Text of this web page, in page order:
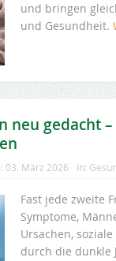
und bringen
und Gesundheit.
neu gedacht
03. März 2026 In:
Fast jede zweite
Symptome,
Ursachen,
durch die dunkle